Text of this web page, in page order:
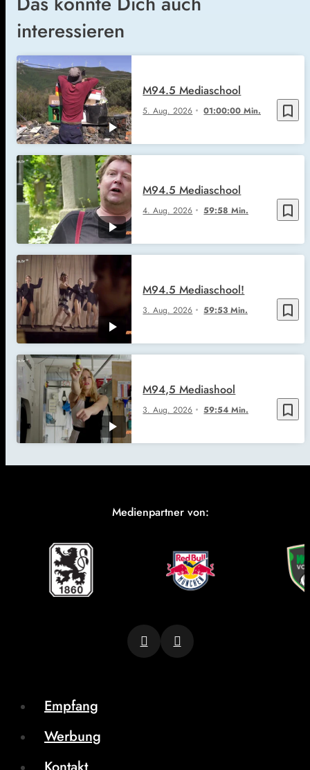
interessieren
bookmark_border
5. Aug. 2026 01:00:00 Min.
M94.5 Mediaschool
bookmark_border
4. Aug. 2026 59:58 Min.
M94.5 Mediaschool
bookmark_border
3. Aug. 2026 59:53 Min.
M94.5 Mediaschool!
bookmark_border
3. Aug. 2026 59:54 Min.
M94,5 Mediashool
Medienpartner von:
Empfang
Werbung